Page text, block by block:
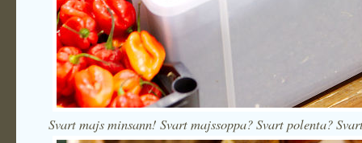
Svart majs minsann! Svart majssoppa? Svart polenta?